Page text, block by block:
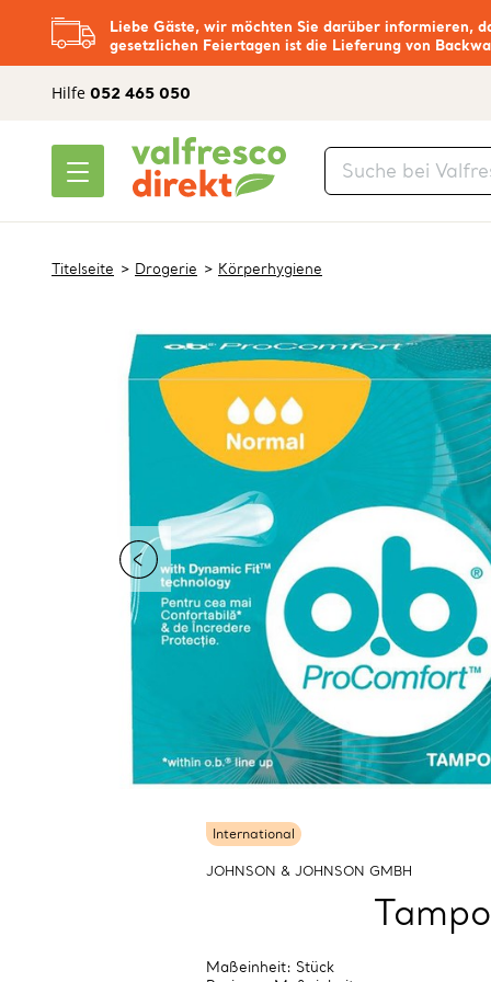
Liebe Gäste, wir möchten Sie darüber informieren,
gesetzlichen Feiertagen ist die Lieferung von
Hilfe 052 465 050
Titelseite Drogerie Körperhygiene
International
JOHNSON & JOHNSON GMBH
Maßeinheit: Stück